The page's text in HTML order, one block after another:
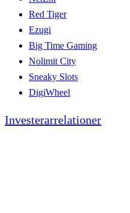
Red Tiger
Ezugi
Big Time Gaming
Nolimit City
Sneaky Slots
DigiWheel
Investerarrelationer